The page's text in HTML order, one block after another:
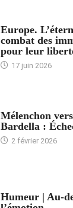
Europe.
combat des
pour leur
17 juin 2026
Mélenchon
Bardella :
2 février 2026
Humeur | Au-